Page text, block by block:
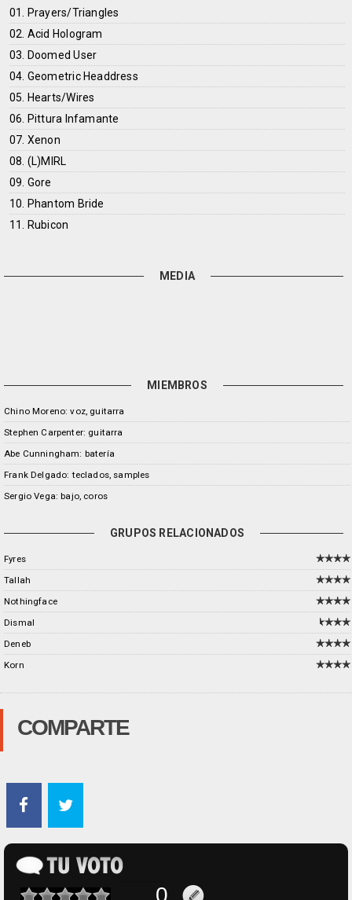
01. Prayers/Triangles
02. Acid Hologram
03. Doomed User
04. Geometric Headdress
05. Hearts/Wires
06. Pittura Infamante
07. Xenon
08. (L)MIRL
09. Gore
10. Phantom Bride
11. Rubicon
MEDIA
MIEMBROS
Chino Moreno: voz, guitarra
Stephen Carpenter: guitarra
Abe Cunningham: batería
Frank Delgado: teclados, samples
Sergio Vega: bajo, coros
GRUPOS RELACIONADOS
Fyres
Tallah
Nothingface
Dismal
Deneb
Korn
COMPARTE